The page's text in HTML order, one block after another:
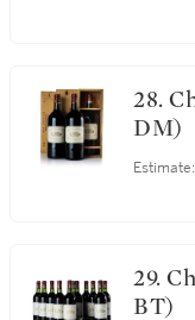
28. Château Margaux 1990 (3
DM)
Estimate:
29. Château Margaux 1991 (12
BT)